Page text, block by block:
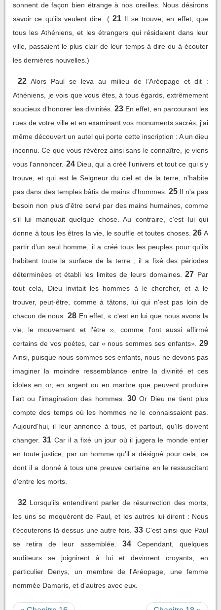
sonnent de façon bien étrange à nos oreilles. Nous désirons
savoir ce qu'ils veulent dire. ( 21 Il se trouve, en effet, que
tous les Athéniens, et les étrangers qui résidaient dans leur
ville, passaient le plus clair de leur temps à dire ou à écouter
les dernières nouvelles.)
22 Alors Paul se leva au milieu de l'Aréopage et dit :
Athéniens, je vois que vous êtes, à tous égards, extrêmement
soucieux d'honorer les divinités. 23 En effet, en parcourant les
rues de votre ville et en examinant vos monuments sacrés, j'ai
même découvert un autel qui porte cette inscription : A un dieu
inconnu. Ce que vous révérez ainsi sans le connaître, je viens
vous l'annoncer. 24 Dieu, qui a créé l'univers et tout ce qui s'y
trouve, et qui est le Seigneur du ciel et de la terre, n'habite
pas dans des temples bâtis de mains d'hommes. 25 Il n'a pas
besoin non plus d'être servi par des mains humaines, comme
s'il lui manquait quelque chose. Au contraire, c'est lui qui
donne à tous les êtres la vie, le souffle et toutes choses. 26 A
partir d'un seul homme, il a créé tous les peuples pour qu'ils
habitent toute la surface de la terre ; il a fixé des périodes
déterminées et établi les limites de leurs domaines.
27 Par
tout cela, Dieu invitait les hommes à le chercher, et à le
trouver, peut-être, comme à tâtons, lui qui n'est pas loin de
chacun de nous. 28 En effet, « c'est en lui que nous avons la
vie, le mouvement et l'être », comme l'ont aussi affirmé
certains de vos poètes, car « nous sommes ses enfants». 29
Ainsi, puisque nous sommes ses enfants, nous ne devons pas
imaginer la moindre ressemblance entre la divinité et ces
idoles en or, en argent ou en marbre que peuvent produire
l'art ou l'imagination des hommes.
30 Or Dieu ne tient plus
compte des temps où les hommes ne le connaissaient pas.
Aujourd'hui, il leur annonce à tous, et partout, qu'ils doivent
changer. 31 Car il a fixé un jour où il jugera le monde entier
en toute justice, par un homme qu'il a désigné pour cela, ce
dont il a donné à tous une preuve certaine en le ressuscitant
d'entre les morts.
32 Lorsqu'ils entendirent parler de résurrection des morts,
les uns se moquèrent de Paul, et les autres lui dirent : Nous
t'écouterons là-dessus une autre fois. 33 C'est ainsi que Paul
se retira de leur assemblée.
34
Cependant, quelques
auditeurs se joignirent à lui et devinrent croyants, en
particulier Denys, un membre de l'Aréopage, une femme
nommée Damaris, et d'autres avec eux.